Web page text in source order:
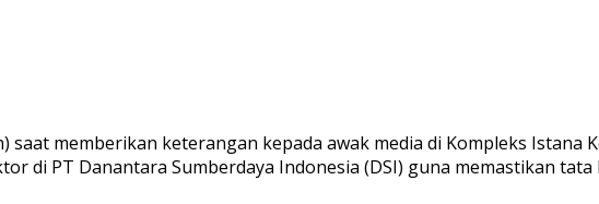
saat memberikan keterangan kepada awak media di Kompleks Istana
di PT Danantara Sumberdaya Indonesia (DSI) guna memastikan